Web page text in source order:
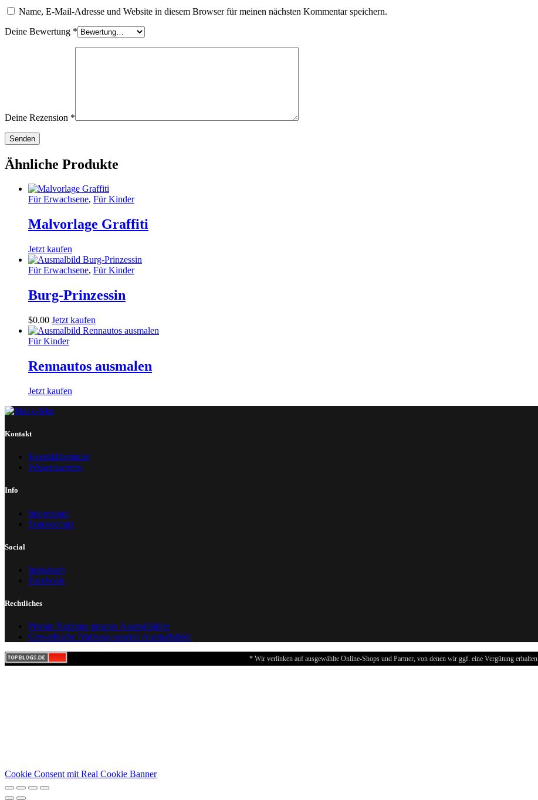
Name, E-Mail-Adresse und Website in diesem Browser für meinen nächsten Kommentar speichern.
Deine Bewertung *
Deine Rezension *
Ähnliche Produkte
Für Erwachsene, Für Kinder
Malvorlage Graffiti
Jetzt kaufen
Für Erwachsene, Für Kinder
Burg-Prinzessin
$0.00 Jetzt kaufen
Für Kinder
Rennautos ausmalen
Jetzt kaufen
Kontakt
Kontaktformular
Wissenswertes
Info
Impressum
Datenschutz
Social
Instagram
Facebook
Rechtliches
Private Nutzung unserer Ausmalbilder
Gewerbliche Nutzung unserer Ausmalbilder
* Wir verlinken auf ausgewählte Online-Shops und Partner, von denen wir ggf. eine Vergütung erhalten.
Cookie Consent mit Real Cookie Banner